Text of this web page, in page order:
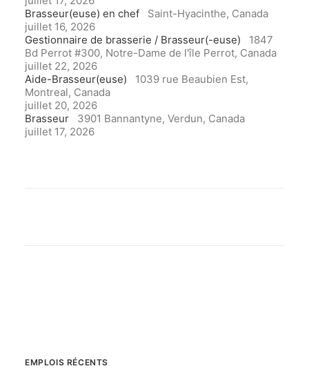
Brasseur(euse) en chef
Saint-Hyacinthe, Canada
juillet 16, 2026
Gestionnaire de brasserie / Brasseur(-euse)
1847
Bd Perrot #300, Notre-Dame de l'île Perrot, Canada
juillet 22, 2026
Aide-Brasseur(euse)
1039 rue Beaubien Est,
Montreal, Canada
juillet 20, 2026
Brasseur
3901 Bannantyne, Verdun, Canada
juillet 17, 2026
EMPLOIS RÉCENTS